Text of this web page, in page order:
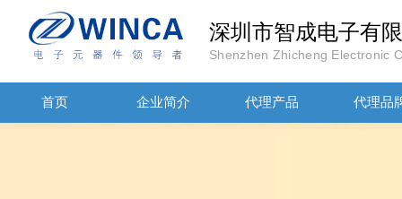
深圳市智成电子有
Shenzhen Zhicheng Electronic
首页 企业简介 代理产品 代理品
高压贴片电容2220 2KV X7R 0.01UF封装